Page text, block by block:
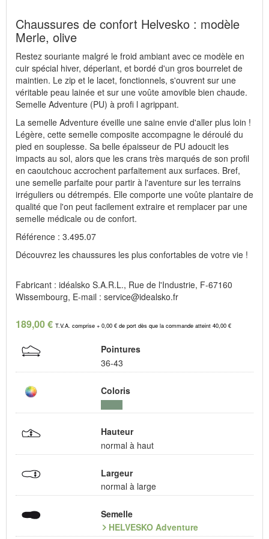
Chaussures de confort Helvesko : modèle
Merle, olive
Restez souriante malgré le froid ambiant avec ce modèle en
cuir spécial hiver, déperlant, et bordé d'un gros bourrelet de
maintien. Le zip et le lacet, fonctionnels, s'ouvrent sur une
véritable peau lainée et sur une voûte amovible bien chaude.
Semelle Adventure (PU) à profi l agrippant.
La semelle Adventure éveille une saine envie d'aller plus loin !
Légère, cette semelle composite accompagne le déroulé du
pied en souplesse. Sa belle épaisseur de PU adoucit les
impacts au sol, alors que les crans très marqués de son profil
en caoutchouc accrochent parfaitement aux surfaces. Bref,
une semelle parfaite pour partir à l'aventure sur les terrains
irréguliers ou détrempés. Elle comporte une voûte plantaire de
qualité que l'on peut facilement extraire et remplacer par une
semelle médicale ou de confort.
Référence : 3.495.07
Découvrez les chaussures les plus confortables de votre vie !
Fabricant : idéalsko S.A.R.L., Rue de l'Industrie, F-67160
Wissembourg, E-mail : service@idealsko.fr
189,00 € T.V.A. comprise + 0,00 € de port dès que la commande atteint 40,00 €
Pointures
36-43
Coloris
Hauteur
normal à haut
Largeur
normal à large
Semelle
HELVESKO Adventure